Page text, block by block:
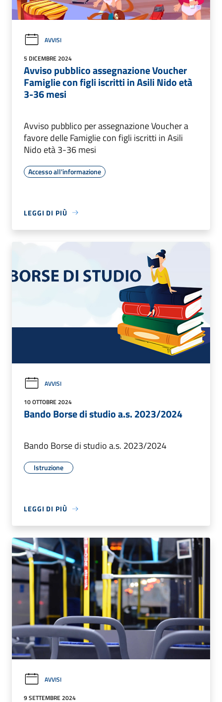
AVVISI
5 DICEMBRE 2024
Avviso pubblico assegnazione Voucher
Famiglie con figli iscritti in Asili Nido età
3-36 mesi
Avviso pubblico per assegnazione Voucher a
favore delle Famiglie con figli iscritti in Asili
Nido età 3-36 mesi
Accesso all'informazione
LEGGI DI PIÙ
AVVISI
10 OTTOBRE 2024
Bando Borse di studio a.s. 2023/2024
Bando Borse di studio a.s. 2023/2024
Istruzione
LEGGI DI PIÙ
AVVISI
9 SETTEMBRE 2024